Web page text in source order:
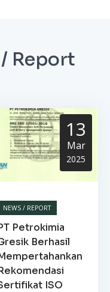
Report
13
Mar
2025
NEWS / REPORT
Petrokimia
Berhasil
ISO